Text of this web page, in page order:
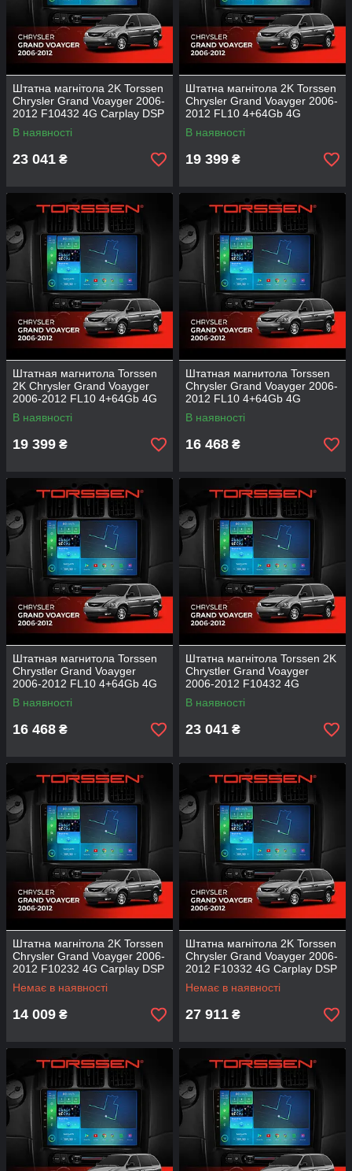
Штатна магнітола 2K Torssen
Chrysler Grand Voayger 2006-
2012 F10432 4G Carplay DSP
В наявності
23 041 ₴
Штатна магнітола 2K Torssen
Chrysler Grand Voayger 2006-
2012 FL10 4+64Gb 4G
Carplay DSP
В наявності
19 399 ₴
Штатная магнитола Torssen
2K Chrysler Grand Voayger
2006-2012 FL10 4+64Gb 4G
Carplay DSP
В наявності
19 399 ₴
Штатная магнитола Torssen
Chrysler Grand Voayger 2006-
2012 FL10 4+64Gb 4G
Carplay DSP
В наявності
16 468 ₴
Штатная магнитола Torssen
Chrystler Grand Voayger
2006-2012 FL10 4+64Gb 4G
Carplay DSP
В наявності
16 468 ₴
Штатна магнітола Torssen 2K
Chrystler Grand Voayger
2006-2012 F10432 4G
Carplay DSP
В наявності
23 041 ₴
Штатна магнітола 2K Torssen
Chrysler Grand Voayger 2006-
2012 F10232 4G Carplay DSP
Немає в наявності
14 009 ₴
Штатна магнітола 2K Torssen
Chrysler Grand Voayger 2006-
2012 F10332 4G Carplay DSP
Немає в наявності
27 911 ₴